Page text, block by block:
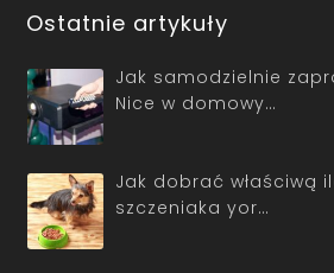
Ostatnie artykuły
Jak samodzielnie
Nice w domowy…
Jak dobrać właściwą
szczeniaka yor…